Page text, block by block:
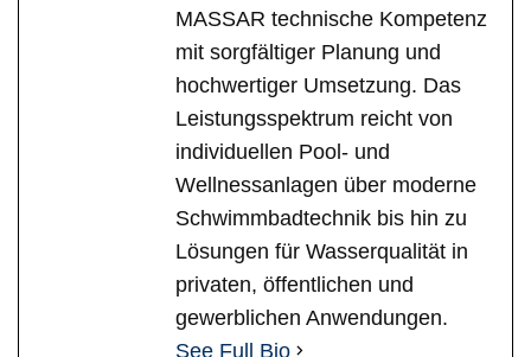
MASSAR technische Kompetenz
mit sorgfältiger Planung und
hochwertiger Umsetzung. Das
Leistungsspektrum reicht von
individuellen Pool- und
Wellnessanlagen über moderne
Schwimmbadtechnik bis hin zu
Lösungen für Wasserqualität in
privaten, öffentlichen und
gewerblichen Anwendungen.
See Full Bio